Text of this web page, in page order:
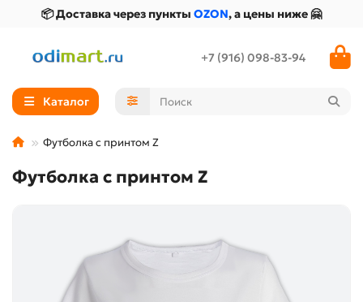
📦 Доставка через пункты OZON, а цены ниже 🤗
+7 (916) 098-83-94
Каталог
Футболка с принтом Z
Футболка с принтом Z